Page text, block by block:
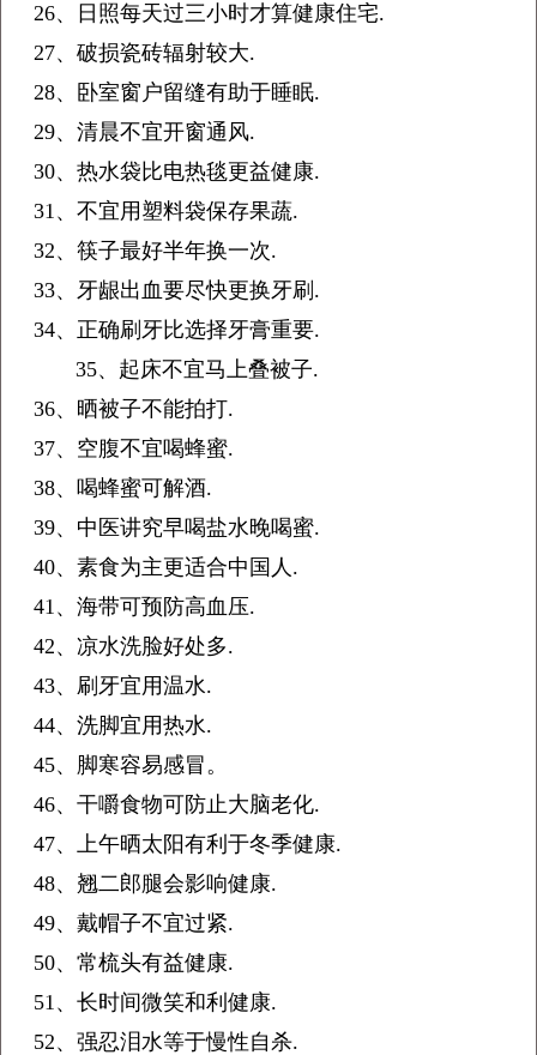
26、日照每天过三小时才算健康住宅.
27、破损瓷砖辐射较大.
28、卧室窗户留缝有助于睡眠.
29、清晨不宜开窗通风.
30、热水袋比电热毯更益健康.
31、不宜用塑料袋保存果蔬.
32、筷子最好半年换一次.
33、牙龈出血要尽快更换牙刷.
34、正确刷牙比选择牙膏重要.
35、起床不宜马上叠被子.
36、晒被子不能拍打.
37、空腹不宜喝蜂蜜.
38、喝蜂蜜可解酒.
39、中医讲究早喝盐水晚喝蜜.
40、素食为主更适合中国人.
41、海带可预防高血压.
42、凉水洗脸好处多.
43、刷牙宜用温水.
44、洗脚宜用热水.
45、脚寒容易感冒。
46、干嚼食物可防止大脑老化.
47、上午晒太阳有利于冬季健康.
48、翘二郎腿会影响健康.
49、戴帽子不宜过紧.
50、常梳头有益健康.
51、长时间微笑和利健康.
52、强忍泪水等于慢性自杀.